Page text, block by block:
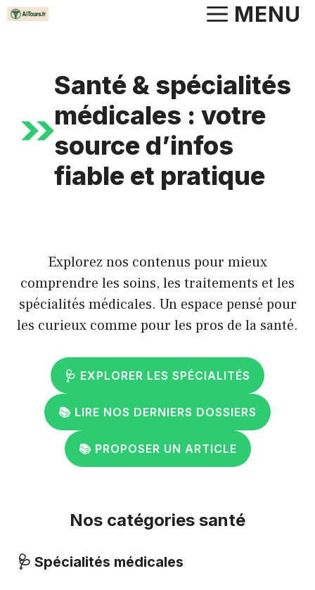
Aller
MENU
Santé & spécialités
médicales : votre
source d’infos
fiable et pratique
Explorez nos contenus pour mieux
comprendre les soins, les traitements et les
spécialités médicales. Un espace pensé pour
les curieux comme pour les pros de la santé.
🩺 EXPLORER LES SPÉCIALITÉS
📚 LIRE NOS DERNIERS DOSSIERS
📚 PROPOSER UN ARTICLE
Nos catégories santé
🩺 Spécialités médicales